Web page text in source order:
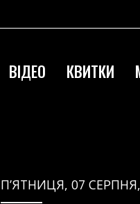
ВІДЕО КВИТКИ
П’ЯТНИЦЯ, 07